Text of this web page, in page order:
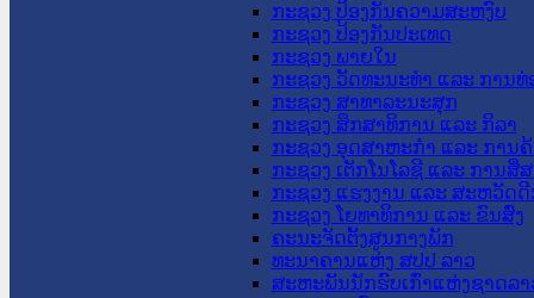
ກະຊວງ ປ້ອງກັນຄວາມສະຫງົບ
ກະຊວງ ປ້ອງກັນປະເທດ
ກະຊວງ ພາຍໃນ
ກະຊວງ ວັດທະນະທຳ ແລະ ການທ່
ກະຊວງ ສາທາລະນະສຸກ
ກະຊວງ ສຶກສາທິການ ແລະ ກິລາ
ກະຊວງ ອຸດສາຫະກຳ ແລະ ການຄ້
ກະຊວງ ເຕັກໂນໂລຊີ ແລະ ການສື່
ກະຊວງ ແຮງງານ ແລະ ສະຫວັດ
ກະຊວງ ໂຍທາທິການ ແລະ ຂົນສົ່ງ
ຄະນະຈັດຕັ້ງສູນກາງພັກ
ທະນາຄານແຫ່ງ ສປປ ລາວ
ສະຫະພັນນັກຮົບເກົ່າແຫ່ງຊາດລາ